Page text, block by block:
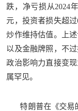
跌，净亏损从2024
元，投资者损失超
炒作维持估值。上
以及金融牌照，不
政治影响力直接变
属罕见。
特朗普在《交